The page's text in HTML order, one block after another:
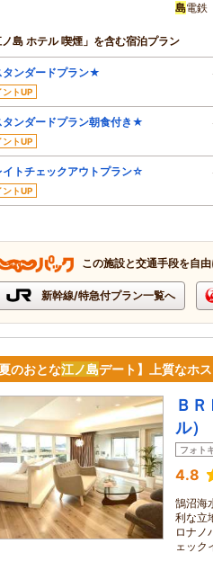
島電鉄
ノ島 ホテル 喫煙」を含む宿泊プラン
ンダードプラン★
ントUP
ンダードプラン朝食付き★
ントUP
トチェックアウトプラン☆
ントUP
この施設と交通手段を自
新幹線/特急付プラン一覧へ
のおとな江ノ島デート】上質なホ
Ｂ
ル）
フォト
4.8
鵠沼海
利な立
ロナノ
ェック